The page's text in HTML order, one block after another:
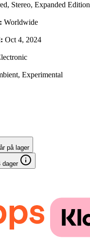
Stereo, Expanded Edition
Worldwide
Oct 4, 2024
Experimental
på lager
dager